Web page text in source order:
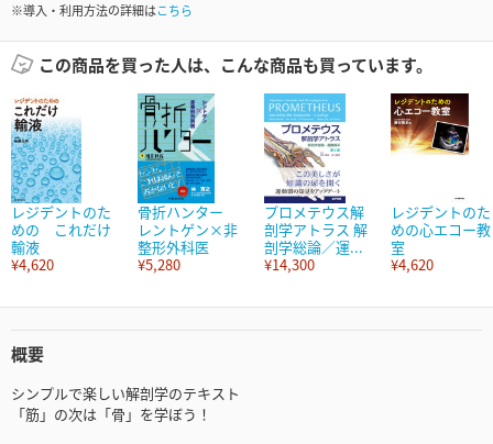
※導入・利用方法の詳細はこちら
この商品を買った人は、こんな商品も買っています。
レジデントのた
めの これだけ
輸液
¥4,620
骨折ハンター
レントゲン×非
整形外科医
¥5,280
プロメテウス解
剖学アトラス 解
剖学総論／運...
¥14,300
レジデントのた
めの心エコー教
室
¥4,620
概要
シンプルで楽しい解剖学のテキスト
「筋」の次は「骨」を学ぼう！